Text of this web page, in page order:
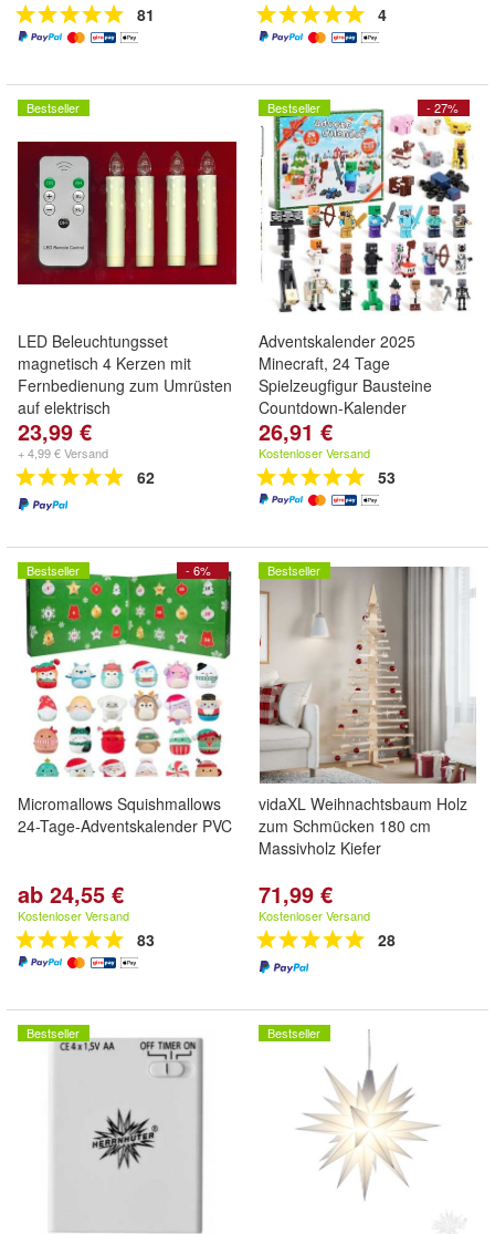
81 4
Bestseller
LED Beleuchtungsset
magnetisch 4 Kerzen mit
Fernbedienung zum Umrüsten
auf elektrisch
23,99 €
+ 4,99 € Versand
62
- 27%
Bestseller
Adventskalender 2025
Minecraft, 24 Tage
Spielzeugfigur Bausteine
Countdown-Kalender
26,91 €
Kostenloser Versand
53
- 6%
Bestseller
Micromallows Squishmallows
24-Tage-Adventskalender PVC
ab 24,55 €
Kostenloser Versand
83
Bestseller
vidaXL Weihnachtsbaum Holz
zum Schmücken 180 cm
Massivholz Kiefer
71,99 €
Kostenloser Versand
28
Bestseller Bestseller